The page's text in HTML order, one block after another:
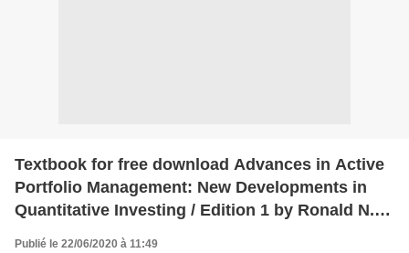
Textbook for free download Advances in Active
Portfolio Management: New Developments in
Quantitative Investing / Edition 1 by Ronald N.
Publié le 22/06/2020 à 11:49